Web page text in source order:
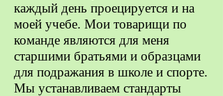
каждый день проецируется и на
моей учебе. Мои товарищи по
команде являются для меня
старшими братьями и образцами
для подражания в школе и спорте.
Мы устанавливаем стандарты